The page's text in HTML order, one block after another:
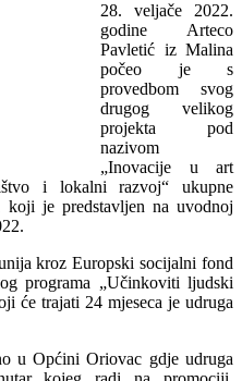
28. veljače 2022.
godine Arteco
Pavletić iz Malina
počeo je s
provedbom svog
drugog velikog
projekta pod
nazivom
„Inovacije u art
i lokalni razvoj“ ukupne
koji je predstavljen na uvodnoj
kroz Europski socijalni fond
programa „Učinkoviti ljudski
će trajati 24 mjeseca je udruga
u Općini Oriovac gdje udruga